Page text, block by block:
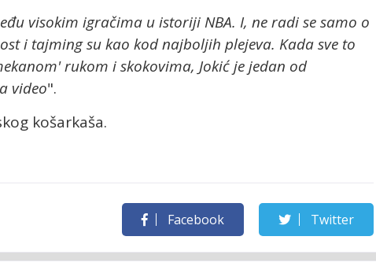
visokim igračima u istoriji NBA. I, ne radi se samo o
i tajming su kao kod najboljih plejeva. Kada sve to
rukom i skokovima, Jokić je jedan od
video".
košarkaša.
Facebook Twitter